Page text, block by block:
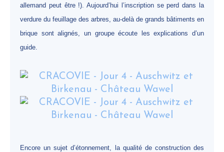
allemand peut être !). Aujourd’hui l’inscription se perd dans la
verdure du feuillage des arbres, au-delà de grands bâtiments en
brique sont alignés, un groupe écoute les explications d’un
guide.
Encore un sujet d’étonnement, la qualité de construction des